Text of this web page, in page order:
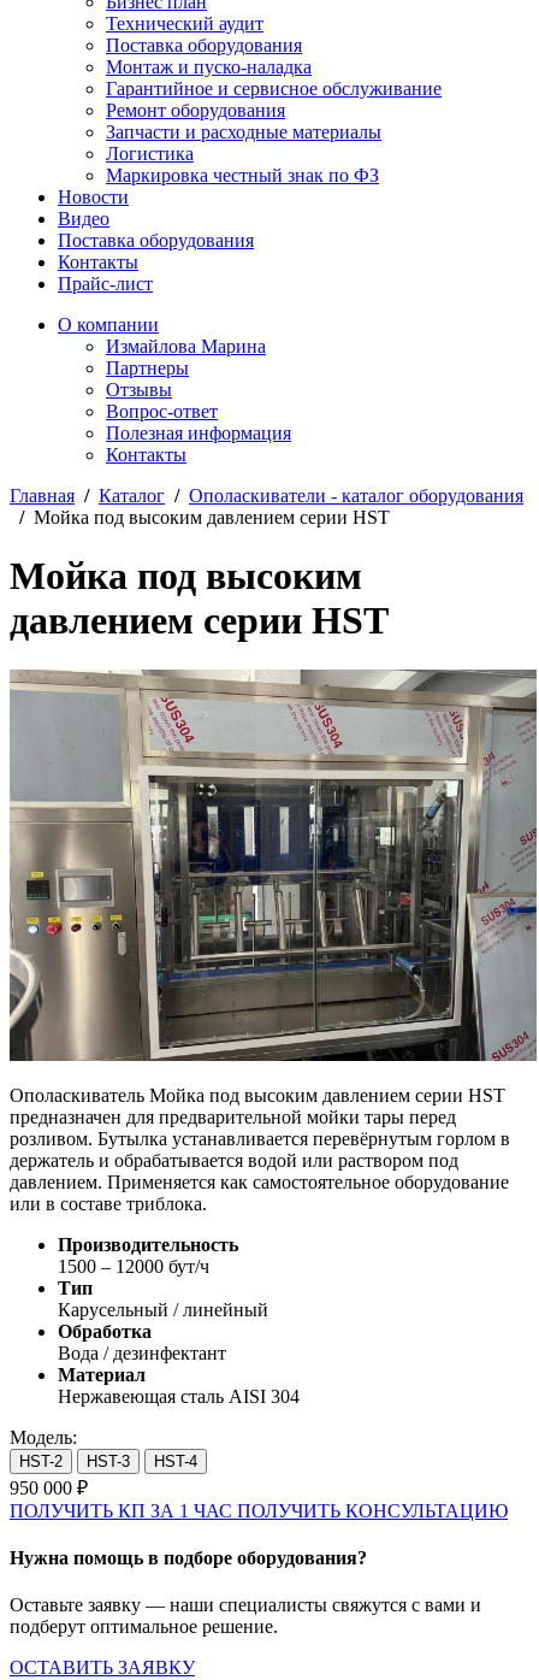
Технический аудит
Поставка оборудования
Монтаж и пуско-наладка
Гарантийное и сервисное обслуживание
Ремонт оборудования
Запчасти и расходные материалы
Логистика
Маркировка честный знак по ФЗ
Новости
Видео
Поставка оборудования
Контакты
Прайс-лист
О компании
Измайлова Марина
Партнеры
Отзывы
Вопрос-ответ
Полезная информация
Контакты
Главная / Каталог / Ополаскиватели - каталог оборудования
/ Мойка под высоким давлением серии HST
Мойка под высоким
давлением серии HST
Ополаскиватель Мойка под высоким давлением серии HST
предназначен для предварительной мойки тары перед
розливом. Бутылка устанавливается перевёрнутым горлом в
держатель и обрабатывается водой или раствором под
давлением. Применяется как самостоятельное оборудование
или в составе триблока.
Производительность
1500 – 12000 бут/ч
Тип
Карусельный / линейный
Обработка
Вода / дезинфектант
Материал
Нержавеющая сталь AISI 304
Модель:
HST-2 HST-3 HST-4
950 000 ₽
ПОЛУЧИТЬ КП ЗА 1 ЧАС ПОЛУЧИТЬ КОНСУЛЬТАЦИЮ
Нужна помощь в подборе оборудования?
Оставьте заявку — наши специалисты свяжутся с вами и
подберут оптимальное решение.
ОСТАВИТЬ ЗАЯВКУ